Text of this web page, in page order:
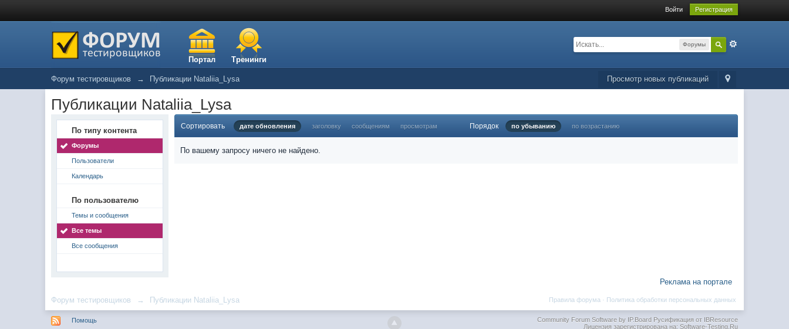
Войти Регистрация
Портал Тренинги
Форумы
Просмотр новых публикаций
Форум тестировщиков → Публикации Nataliia_Lysa
Публикации Nataliia_Lysa
По типу контента
Форумы
Пользователи
Календарь
По пользователю
Темы и сообщения
Все темы
Все сообщения
Сортировать дате обновления заголовку сообщениям просмотрам Порядок по убыванию по возрастанию
По вашему запросу ничего не найдено.
Реклама на портале
Форум тестировщиков → Публикации Nataliia_Lysa Политика обработки персональных данных
Правила форума ·
Помощь Community Forum Software by IP.BoardРусификация от IBResource
Лицензия зарегистрирована на: Software-Testing.Ru